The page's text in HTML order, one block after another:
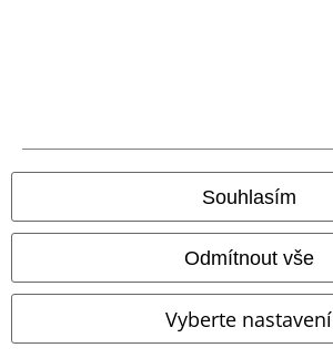
Souhlasím
Odmítnout vše
Vyberte nastavení
Likvidace odpadu a ochrana životního prostředí